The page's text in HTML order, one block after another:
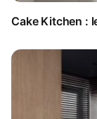
Cake Kitchen :